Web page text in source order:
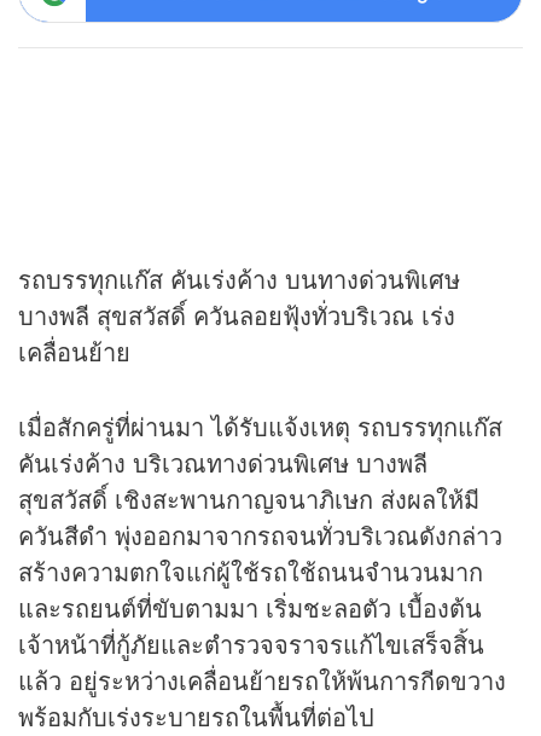
รถบรรทุกแก๊ส คันเร่งค้าง บนทางด่วนพิเศษ
บางพลี สุขสวัสดิ์ ควันลอยฟุ้งทั่วบริเวณ เร่ง
เคลื่อนย้าย
เมื่อสักครู่ที่ผ่านมา ได้รับแจ้งเหตุ รถบรรทุกแก๊ส
คันเร่งค้าง บริเวณทางด่วนพิเศษ บางพลี
สุขสวัสดิ์ เชิงสะพานกาญจนาภิเษก ส่งผลให้มี
ควันสีดำ พุ่งออกมาจากรถจนทั่วบริเวณดังกล่าว
สร้างความตกใจแก่ผู้ใช้รถใช้ถนนจำนวนมาก
และรถยนต์ที่ขับตามมา เริ่มชะลอตัว เบื้องต้น
เจ้าหน้าที่กู้ภัยและตำรวจจราจรแก้ไขเสร็จสิ้น
แล้ว อยู่ระหว่างเคลื่อนย้ายรถให้พ้นการกีดขวาง
พร้อมกับเร่งระบายรถในพื้นที่ต่อไป